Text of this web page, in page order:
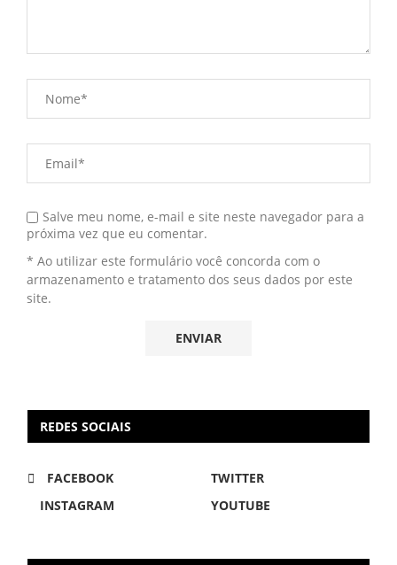
Salve meu nome, e-mail e site neste navegador para a
próxima vez que eu comentar.
* Ao utilizar este formulário você concorda com o
armazenamento e tratamento dos seus dados por este
site.
REDES SOCIAIS
FACEBOOK
TWITTER
INSTAGRAM
YOUTUBE